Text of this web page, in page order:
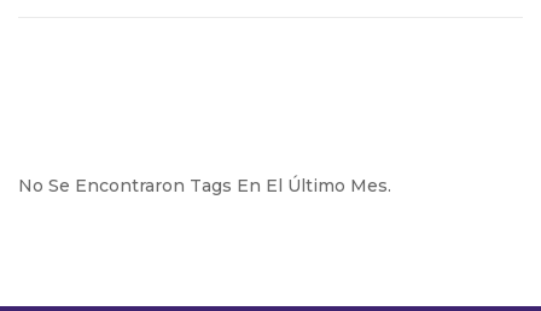
No Se Encontraron Tags En El Último Mes.